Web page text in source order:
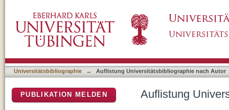
Universitätsbibliographie → Auflistung Universitätsbibliographie nach Autor
Auflistung
PUBLIKATION MELDEN